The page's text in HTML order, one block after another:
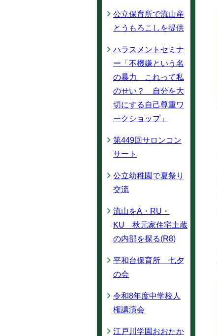
公立保育所で流山産
とうもろこしを提供
ハラスメントセミナ
ー「不機嫌という名
の暴力 これって私
のせい？ 自分を大
切にする自己尊重ワ
ークショップ」
第449回サロンコン
サート
公立幼稚園で夏祭り
交流
流山をA・RU・
KU 秋元家住宅土蔵
の内部を探る(R8)
平和台保育所 七夕
の会
令和8年度中学校人
権講演会
江戸川学園おおたか